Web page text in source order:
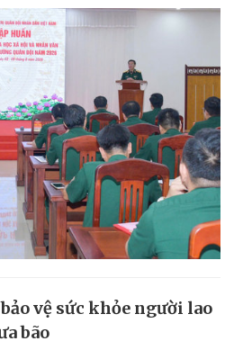
vệ sức khỏe người lao
bão